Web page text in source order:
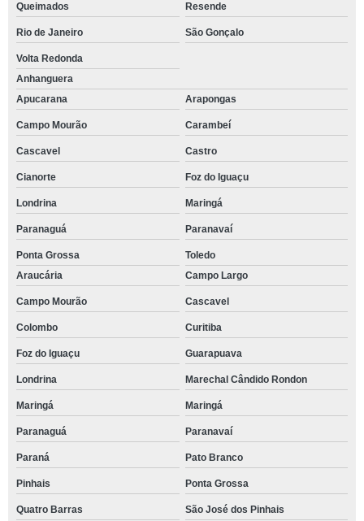
Queimados Resende
Rio de Janeiro São Gonçalo
Volta Redonda
Anhanguera
Apucarana
Arapongas
Campo Mourão Carambeí
Cascavel Castro
Cianorte Foz do Iguaçu
Londrina Maringá
Paranaguá Paranavaí
Ponta Grossa
Toledo
Araucária
Campo Largo
Campo Mourão Cascavel
Colombo Curitiba
Foz do Iguaçu Guarapuava
Londrina Marechal Cândido Rondon
Maringá Maringá
Paranaguá Paranavaí
Paraná Pato Branco
Pinhais Ponta Grossa
Quatro Barras São José dos Pinhais